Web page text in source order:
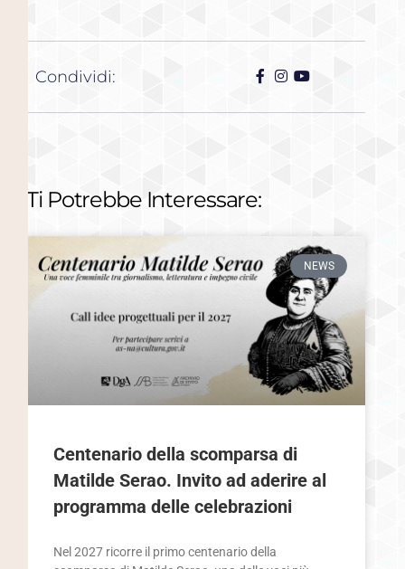
Condividi:
Ti Potrebbe Interessare:
NEWS
Centenario della scomparsa di
Matilde Serao. Invito ad aderire al
programma delle celebrazioni
Nel 2027 ricorre il primo centenario della